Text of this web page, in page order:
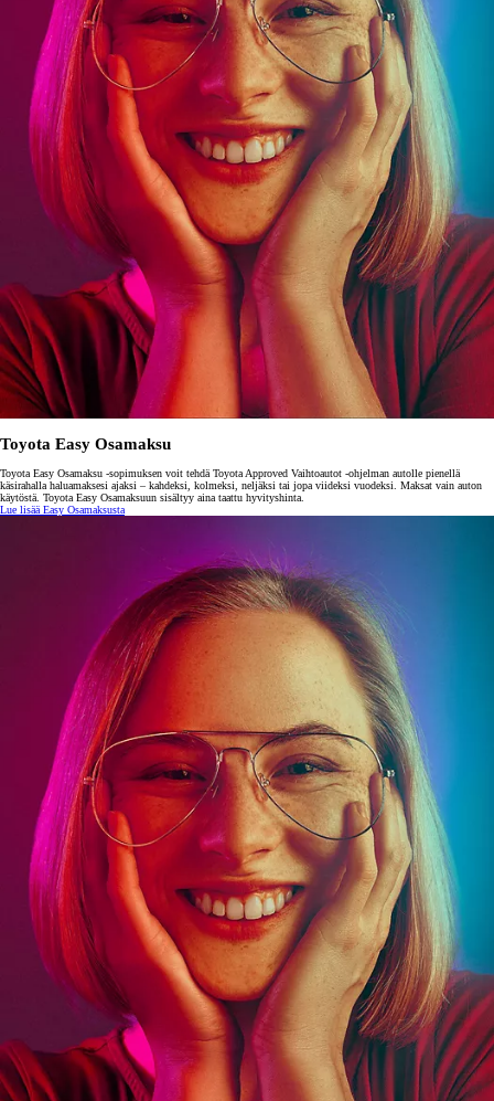
Toyota Easy Osamaksu
Toyota Easy Osamaksu -sopimuksen voit tehdä Toyota Approved Vaihtoautot -ohjelman autolle pienellä
käsirahalla haluamaksesi ajaksi – kahdeksi, kolmeksi, neljäksi tai jopa viideksi vuodeksi. Maksat vain auton
käytöstä. Toyota Easy Osamaksuun sisältyy aina taattu hyvityshinta.
Lue lisää Easy Osamaksusta